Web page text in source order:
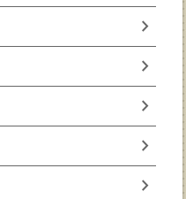
chevron_right
chevron_right
chevron_right
chevron_right
chevron_right